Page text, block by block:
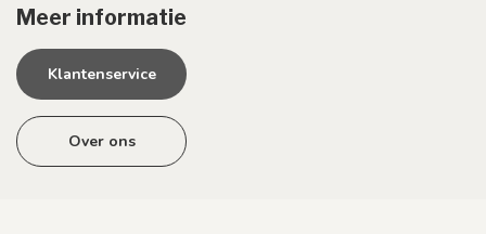
Meer informatie
Klantenservice
Over ons